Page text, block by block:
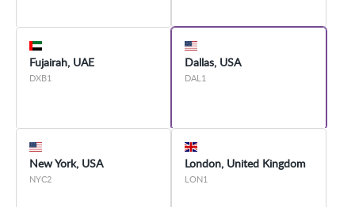
Fujairah, UAE
DXB1
Dallas, USA
DAL1
New York, USA
NYC2
London, United Kingdom
LON1